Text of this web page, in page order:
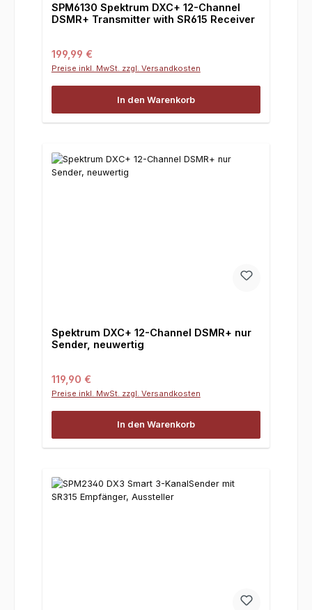
SPM6130 Spektrum DXC+ 12-Channel
DSMR+ Transmitter with SR615 Receiver
Regulärer Preis:
199,99 €
Preise inkl. MwSt. zzgl. Versandkosten
In den Warenkorb
Spektrum DXC+ 12-Channel DSMR+ nur
Sender, neuwertig
Regulärer Preis:
119,90 €
Preise inkl. MwSt. zzgl. Versandkosten
In den Warenkorb